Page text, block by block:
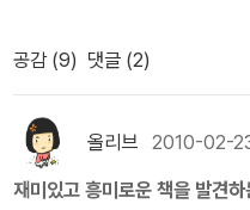
리말과 문해력》, 《들꽃내음
《우리말꽃》, 《쉬운 말이 평화》,
blog.naver.com/hbooklove
자꾸만 밀린다. 뿐만 아니라
놓은 것을 보면, 어쩌면... 이 가
도 못 느꼈다니.... 라고 실망하
의 그 뭐라 말로 표현하기 어려
오 나의 미오에서 가슴을 부여
움과 긴장감, 이런 것들은 이제
네요. 오래 전에 봐서 지금은 거
워낙 많아서 오늘 페이퍼에 나
이 책이 많은데, 이 책을 쓴 저
번 읽어보고 싶습니다. 2. 킨
를 끌었다. 『사자왕 형제의 모험
닐스』 『산적의 딸 로냐』 『미오,
디타』, 그리고 ‘개구쟁이 에밀’
작품을 수없이 남겼으며, 그녀
컬어지기도 한다. 닐스 홀게르
스웨덴 한림원 금메달, 독일아
공감 (9) 댓글 (2)
올리브 2010-02-
재미있고 흥미로운 책을 발견